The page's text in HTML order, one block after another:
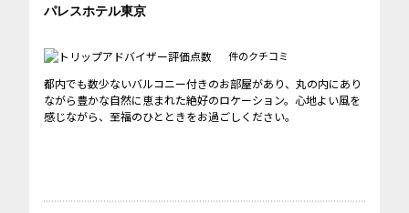
パレスホテル東京
件のクチコミ
都内でも数少ないバルコニー付きのお部屋があり、丸の内にあり
ながら豊かな自然に恵まれた絶好のロケーション。心地よい風を
感じながら、至福のひとときをお過ごしください。